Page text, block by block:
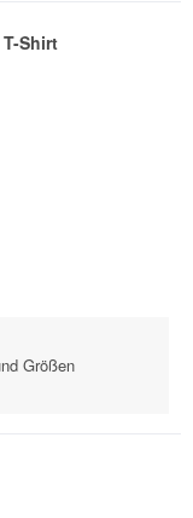
Shirt
Größen